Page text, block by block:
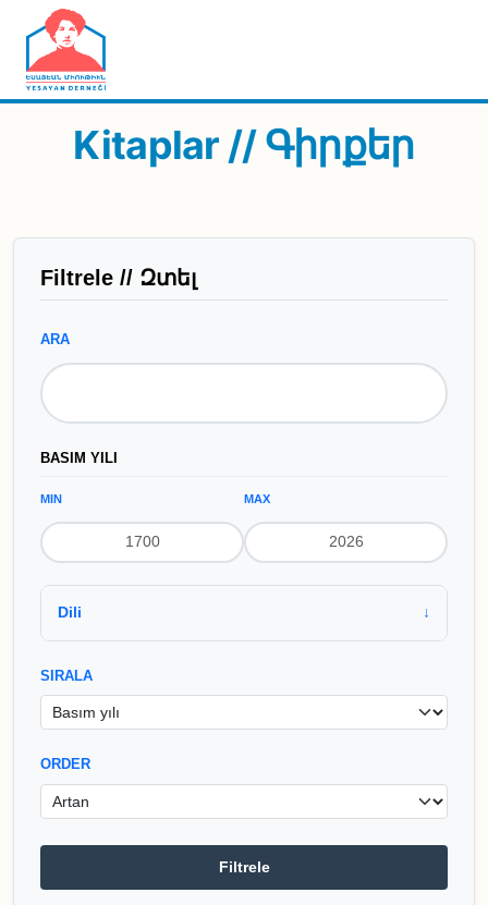
Skip to main content
Kitaplar // Գիրքեր
Filtrele // Զտել
ARA
BASIM YILI
MIN MAX
Dili
SIRALA
ORDER